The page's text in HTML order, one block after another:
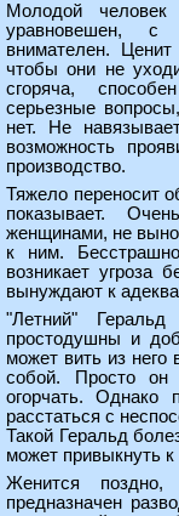
Молодой
уравновешен, с
внимателен.
чтобы они не
сгоряча,
серьезные
нет. Не
возможность
производство.
Тяжело переносит
показывает.
женщинами, не
к ним.
возникает угроза
вынуждают к
"Летний"
простодушны и
может вить из него
собой. Просто он
огорчать. Однако
расстаться с
Такой Геральд
может привыкнуть к
Женится
предназначен